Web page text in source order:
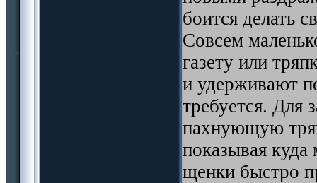
боится делать
Совсем
газету или
и удерживают
требуется. Для
пахнующую
показывая
щенки быстро